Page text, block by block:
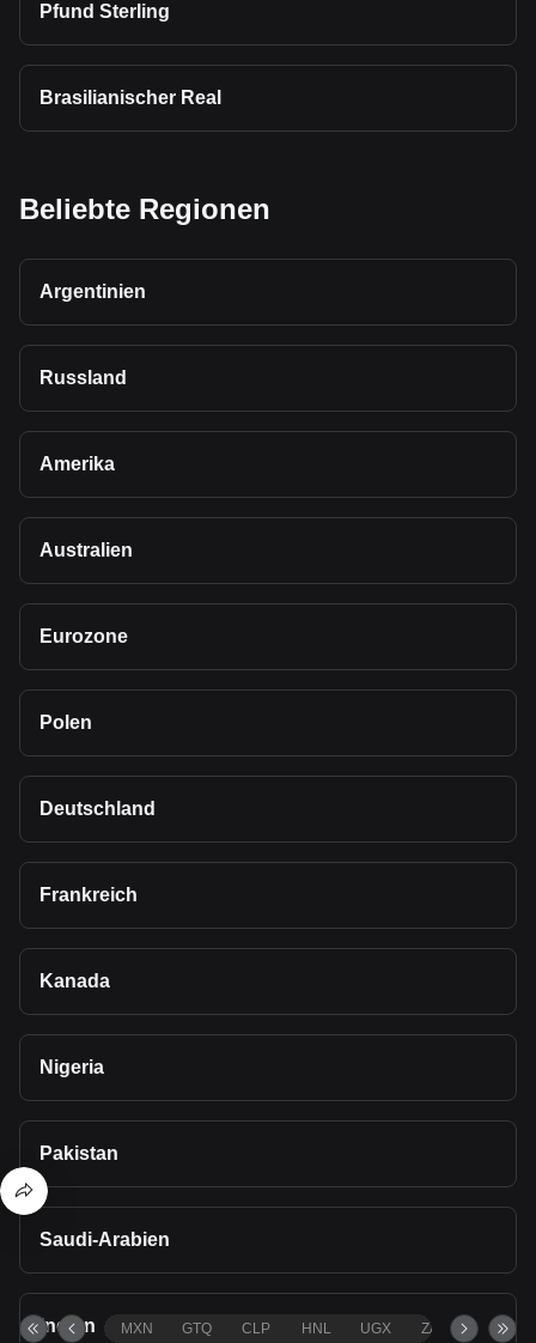
Pfund Sterling
Brasilianischer Real
Beliebte Regionen
Argentinien
Russland
Amerika
Australien
Eurozone
Polen
Deutschland
Frankreich
Kanada
Nigeria
Pakistan
Saudi-Arabien
Indien MXN GTQ CLP HNL UGX ZAR TND